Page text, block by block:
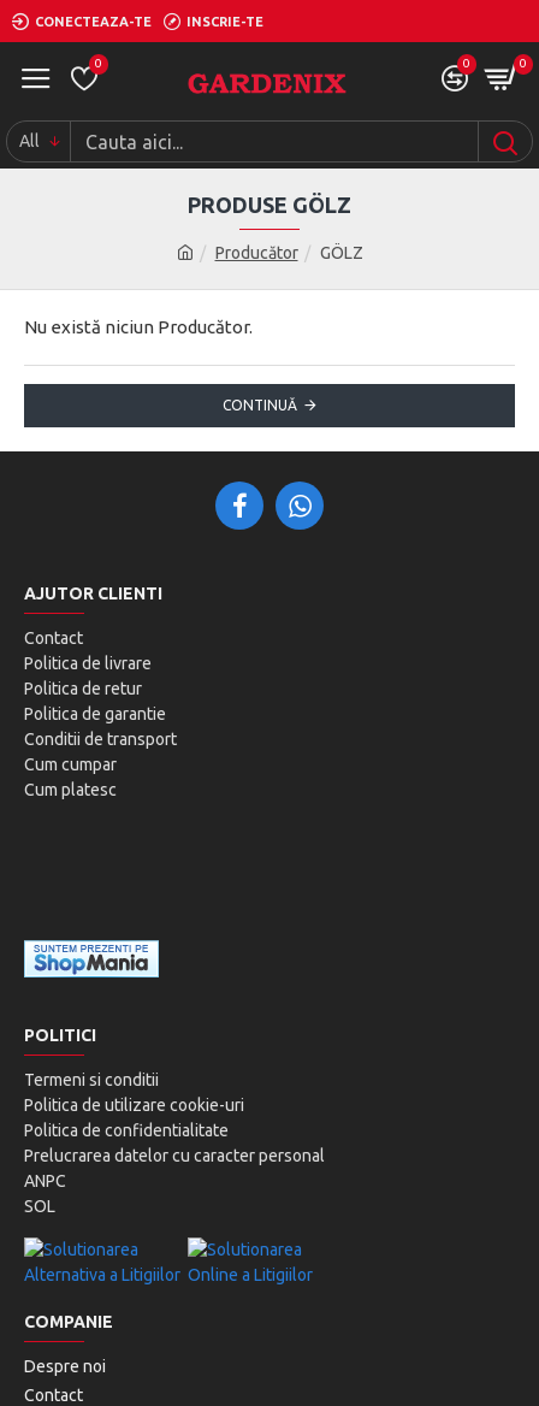
CONECTEAZA-TE INSCRIE-TE
0 0 0
All
Producător GÖLZ
PRODUSE GÖLZ
Nu există niciun Producător.
CONTINUĂ
AJUTOR CLIENTI
Contact
Politica de livrare
Politica de retur
Politica de garantie
Conditii de transport
Cum cumpar
Cum platesc
POLITICI
Termeni si conditii
Politica de utilizare cookie-uri
Politica de confidentialitate
Prelucrarea datelor cu caracter personal
ANPC
SOL
COMPANIE
Despre noi
Contact